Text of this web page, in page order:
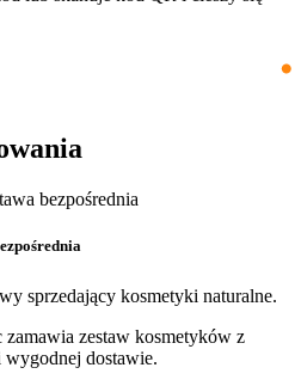
sprzedający kosmetyki naturalne.
zestaw kosmetyków z
dostawie.